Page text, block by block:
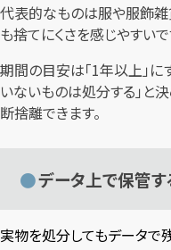
代表的なものは服や服飾雑
も捨てにくさを感じやすいで
期間の目安は「1年以上」に
いないものは処分する」と
断捨離できます。
データ上で保管
実物を処分してもデータで